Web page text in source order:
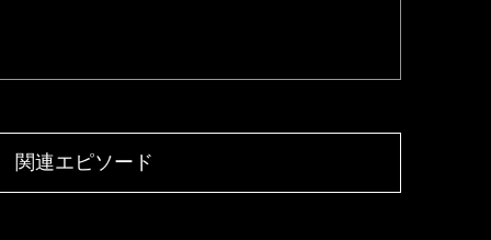
関連エピソード